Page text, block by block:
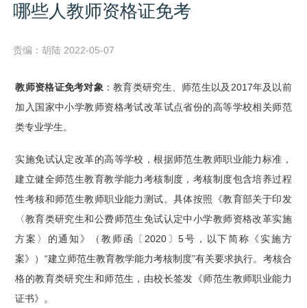
哪些人教师资格证免考
责编：胡陆 2022-05-07
教师资格证免考对象 ：教育类研究生、师范生以及2017年及以前
加入国家中小学教师资格考试改革试点省份的高等学校相关师范
类专业学生。
实施免试认定改革的高等学校，根据师范生教师职业能力标准，
建立健全师范生教育教学能力考核制度，考核制度包含培养过程
性考核和师范生教师职业能力测试。具体按照《教育部关于印发
〈教育类研究生和公费师范生免试认定中小学教师资格改革实施
方案〉的通知》（教师函〔2020〕5号，以下简称《实施方
案》）“建立师范生教育教学能力考核制度”有关要求执行。考核合
格的教育类研究生和师范生，由校长签发《师范生教师职业能力
证书》。